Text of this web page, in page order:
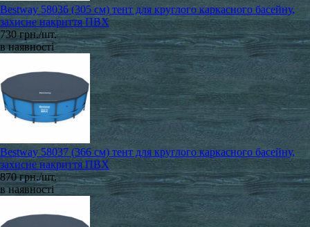
Bestway 58036 (305 см) тент для круглого каркасного басейну,
захисне накриття ПВХ
730 грн./шт.
в наявності
Bestway 58037 (366 см) тент для круглого каркасного басейну,
захисне накриття ПВХ
870 грн./шт.
в наявності